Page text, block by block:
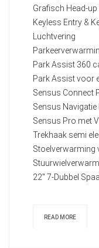
Grafisch Head-
Keyless Entry &
Luchtvering
Park Assist 360
Park Assist voor
Sensus Connect
Sensus
Sensus Pro met
Trekhaak semi
Stoelverwarming
22" 7-Dubbel
READ MORE